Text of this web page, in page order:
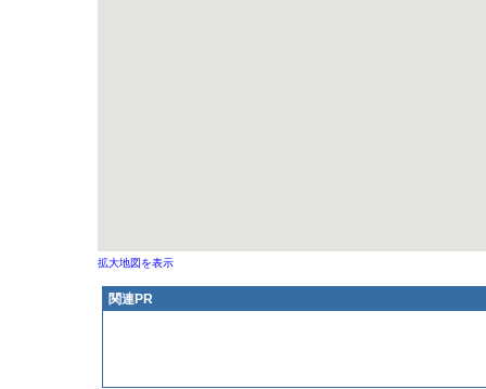
拡大地図を表示
関連PR